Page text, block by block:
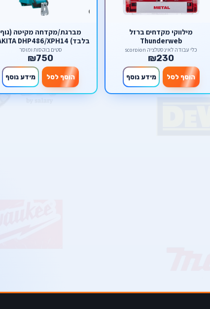
מילווקי מקדחים ברזל
Thunderweb
כלי עבודה לאינסטלציה scorpion
₪230
הוסף לסל מידע נוסף
מברגת/מקדחה מקיטה (גוף
בלבד) MAKITA DHP486/XPH14
סטים בוקסות ומוסך
₪750
הוסף לסל מידע נוסף